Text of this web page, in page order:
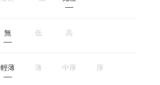
無 低 高
輕薄 薄 中厚 厚